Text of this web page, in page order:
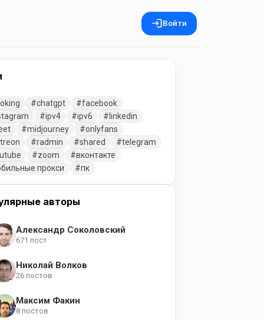
Войти
chatgpt
facebook
ipv4 ipv6
linkedin
midjourney
onlyfans
radmin shared
telegram
zoom
вконтакте
прокси
пк
авторы
Александр Соколовский
671 пост
Николай Волков
26 постов
Максим Факин
8 постов